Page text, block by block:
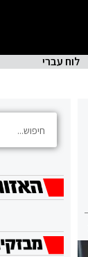
לוח עברי